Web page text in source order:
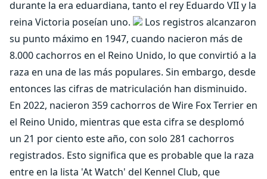
durante la era eduardiana, tanto el rey Eduardo VII y la
reina Victoria poseían uno.
Los registros alcanzaron
su punto máximo en 1947, cuando nacieron más de
8.000 cachorros en el Reino Unido, lo que convirtió a la
raza en una de las más populares. Sin embargo, desde
entonces las cifras de matriculación han disminuido.
En 2022, nacieron 359 cachorros de Wire Fox Terrier en
el Reino Unido, mientras que esta cifra se desplomó
un 21 por ciento este año, con solo 281 cachorros
registrados. Esto significa que es probable que la raza
entre en la lista 'At Watch' del Kennel Club, que